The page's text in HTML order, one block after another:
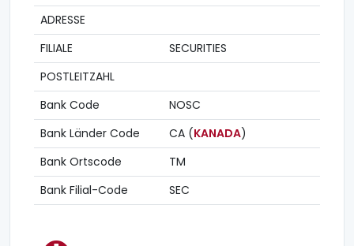
ADRESSE
FILIALE
SECURITIES
POSTLEITZAHL
Bank Code
NOSC
Bank Länder Code
CA (KANADA)
Bank Ortscode
TM
Bank Filial-Code
SEC